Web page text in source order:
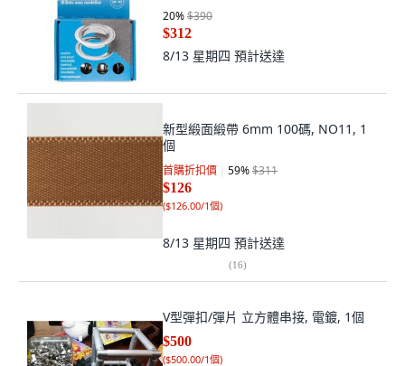
20%$390
$312
8/13 星期四 預計送達
新型緞面緞帶 6mm 100碼, NO11, 1
個
首購折扣價 59%$311
$126
($126.00/1個)
8/13 星期四 預計送達
(16)
V型彈扣/彈片 立方體串接, 電鍍, 1個
$500
($500.00/1個)